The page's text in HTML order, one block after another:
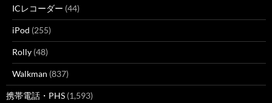
ICレコーダー (44)
iPod (255)
Rolly (48)
Walkman (837)
携帯電話・PHS (1,593)